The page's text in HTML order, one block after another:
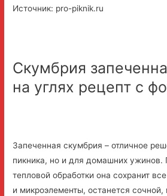
Источник: pro-piknik.ru
Скумбрия
на углях рецепт с
Запеченная скумбрия – отличное
пикника, но и для домашних ужинов.
тепловой обработки она сохранит
и микроэлементы, останется сочной,